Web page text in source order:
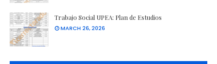
Trabajo Social UPEA: Plan de Estudios
MARCH 26, 2026